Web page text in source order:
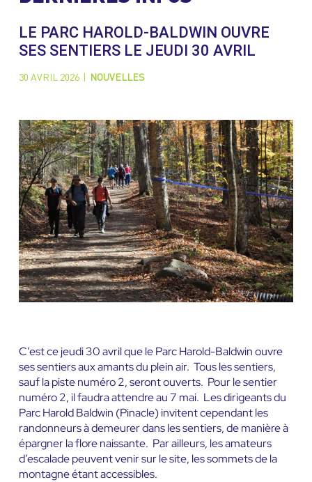
LE PARC HAROLD-BALDWIN OUVRE
SES SENTIERS LE JEUDI 30 AVRIL
30 AVRIL 2026 NOUVELLES
C’est ce jeudi 30 avril que le Parc Harold-Baldwin ouvre
ses sentiers aux amants du plein air. Tous les sentiers,
sauf la piste numéro 2, seront ouverts. Pour le sentier
numéro 2, il faudra attendre au 7 mai. Les dirigeants du
Parc Harold Baldwin (Pinacle) invitent cependant les
randonneurs à demeurer dans les sentiers, de manière à
épargner la flore naissante. Par ailleurs, les amateurs
d’escalade peuvent venir sur le site, les sommets de la
montagne étant accessibles.